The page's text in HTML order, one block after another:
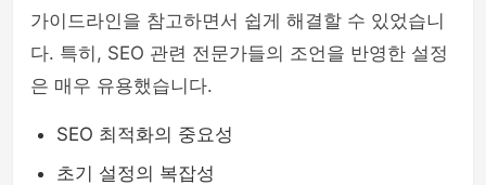
가이드라인을 참고하면서 쉽게 해결할 수 있었습니
다. 특히, SEO 관련 전문가들의 조언을 반영한 설정
은 매우 유용했습니다.
SEO 최적화의 중요성
초기 설정의 복잡성